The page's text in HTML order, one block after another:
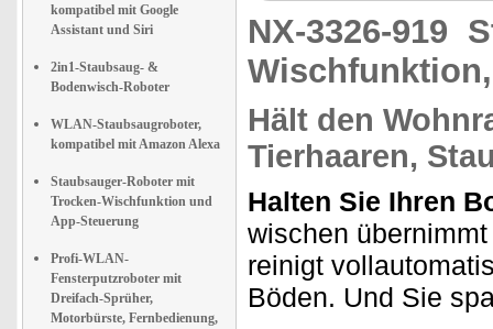
kompatibel mit Google
Assistant und Siri
2in1-Staubsaug- &
Bodenwisch-Roboter
WLAN-Staubsaugroboter,
kompatibel mit Amazon Alexa
Staubsauger-Roboter mit
Trocken-Wischfunktion und
App-Steuerung
Profi-WLAN-
Fensterputzroboter mit
Dreifach-Sprüher,
Motorbürste, Fernbedienung,
NX-3326-919
Hält den
Tierhaaren,
Halten Sie Ihren
wischen
reinigt
Böden. Und Sie